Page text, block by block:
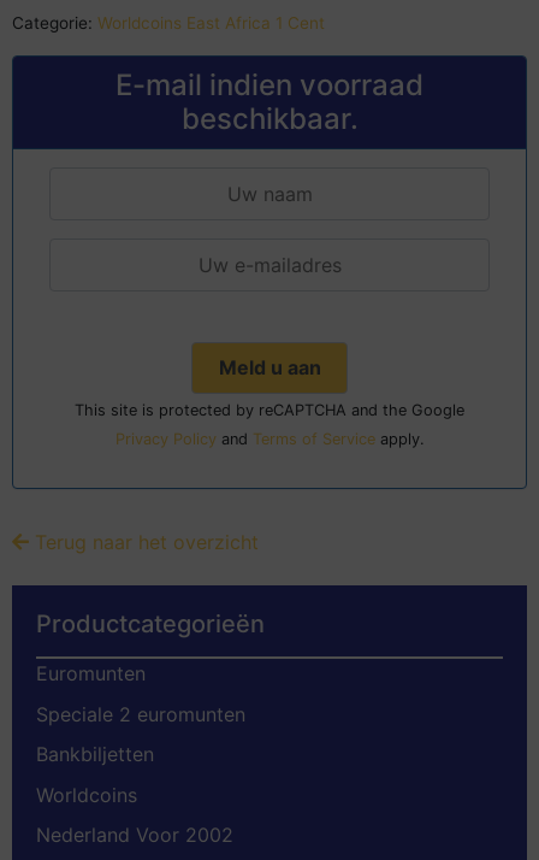
Categorie: Worldcoins East Africa 1 Cent
E-mail indien voorraad
beschikbaar.
This site is protected by reCAPTCHA and the Google
Privacy Policy and Terms of Service apply.
Terug naar het overzicht
Productcategorieën
Euromunten
Speciale 2 euromunten
Bankbiljetten
Worldcoins
Nederland Voor 2002